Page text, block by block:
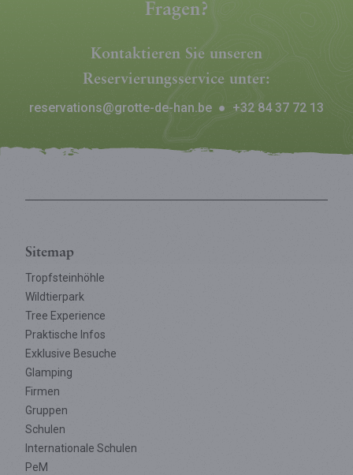
Fragen?
Kontaktieren Sie unseren
Reservierungsservice unter:
reservations@grotte-de-han.be ● +32 84 37 72 13
Sitemap
Tropfsteinhöhle
Wildtierpark
Tree Experience
Praktische Infos
Exklusive Besuche
Glamping
Firmen
Gruppen
Schulen
Internationale Schulen
PeM